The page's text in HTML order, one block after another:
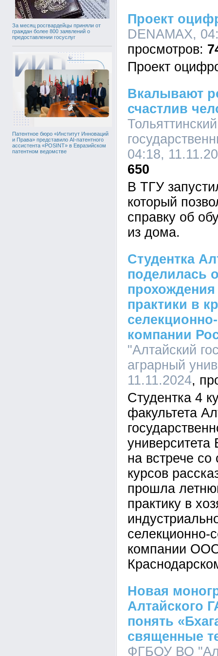
За месяц росгвардейцы приняли от
граждан более 800 заявлений о
предоставлении госуслуг
Патентное бюро «Институт Инноваций
и Права» представило AI-патентного
ассистента «POSINT» в Евразийском
патентном ведомстве
Проект
DENAMAX,
Проект
Вкалывают
счастлив
Тольяттинский
04:18,
650
В ТГУ
который
справку об
из дома.
Студентка
поделилась
практики в
компании
"Алтайский
аграрный
11.11.2024
Студентка 4
факультета
университета
на встрече
курсов
прошла
практику в
селекционно-
компании
Новая
Алтайского
понять
священные
ФГБОУ ВО